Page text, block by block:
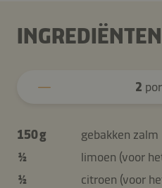
INGREDIËNTEN
2
150 g
gebakken zalm
½
limoen (voor
½
citroen (voor